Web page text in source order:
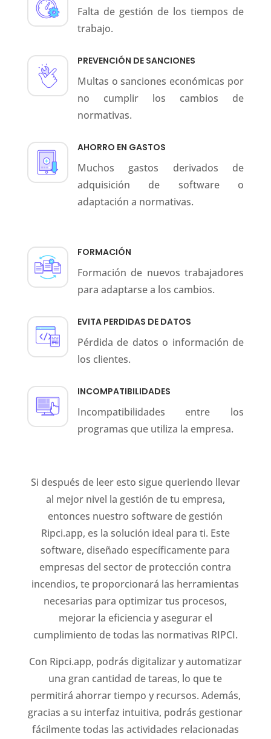
Falta de gestión de los tiempos de
trabajo.
PREVENCIÓN DE SANCIONES
Multas o sanciones económicas por
no cumplir los cambios de
normativas.
AHORRO EN GASTOS
Muchos gastos derivados de
adquisición de software o
adaptación a normativas.
FORMACIÓN
Formación de nuevos trabajadores
para adaptarse a los cambios.
EVITA PERDIDAS DE DATOS
Pérdida de datos o información de
los clientes.
INCOMPATIBILIDADES
Incompatibilidades entre los
programas que utiliza la empresa.
Si después de leer esto sigue queriendo llevar
al mejor nivel la gestión de tu empresa,
entonces nuestro software de gestión
Ripci.app, es la solución ideal para ti. Este
software, diseñado específicamente para
empresas del sector de protección contra
incendios, te proporcionará las herramientas
necesarias para optimizar tus procesos,
mejorar la eficiencia y asegurar el
cumplimiento de todas las normativas RIPCI.
Con Ripci.app, podrás digitalizar y automatizar
una gran cantidad de tareas, lo que te
permitirá ahorrar tiempo y recursos. Además,
gracias a su interfaz intuitiva, podrás gestionar
fácilmente todas las actividades relacionadas